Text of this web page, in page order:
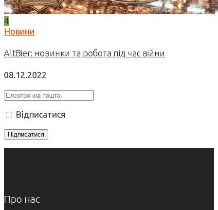
4
Новини
AltBier: новинки та робота під час війни
08.12.2022
Відписатися
Про нас